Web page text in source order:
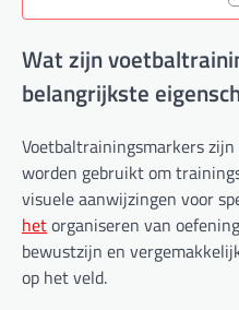
Wat zijn
belangrijkste
Voetbaltrainingsmarkers
worden gebruikt om
visuele aanwijzingen voor
hetorganiseren van
bewustzijn en
op het veld.